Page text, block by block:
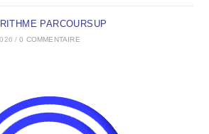
PARCOURSUP
/ 0 COMMENTAIRE